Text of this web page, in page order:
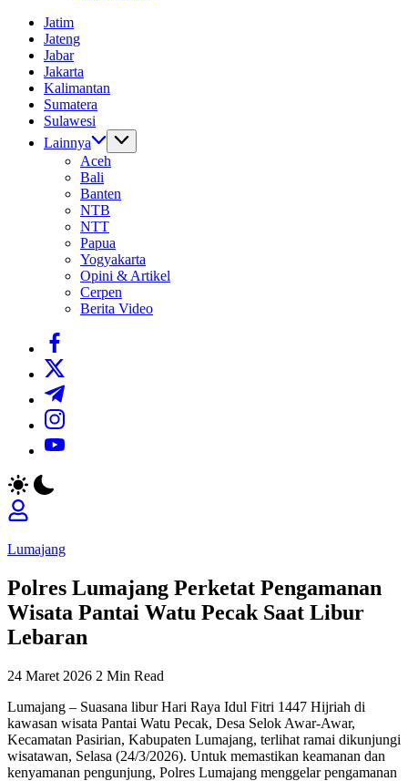
Jatim
Jateng
Jabar
Jakarta
Kalimantan
Sumatera
Sulawesi
Lainnya
Aceh
Bali
Banten
NTB
NTT
Papua
Yogyakarta
Opini & Artikel
Cerpen
Berita Video
https://www.facebook.com/
https://twitter.com/
https://t.me/
https://www.instagram.com/
https://youtube.com/
Lumajang
Polres Lumajang Perketat Pengamanan
Wisata Pantai Watu Pecak Saat Libur
Lebaran
24 Maret 2026 2 Min Read
Lumajang – Suasana libur Hari Raya Idul Fitri 1447 Hijriah di
kawasan wisata Pantai Watu Pecak, Desa Selok Awar-Awar,
Kecamatan Pasirian, Kabupaten Lumajang, terlihat ramai dikunjungi
wisatawan, Selasa (24/3/2026). Untuk memastikan keamanan dan
kenyamanan pengunjung, Polres Lumajang menggelar pengamanan